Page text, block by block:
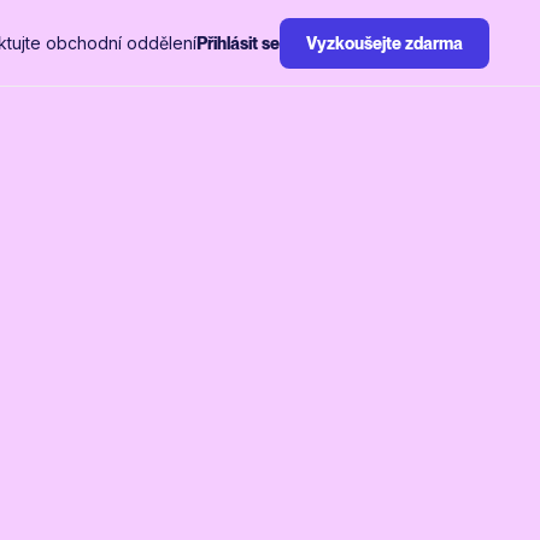
obchodní odděleníPřihlásit se Vyzkoušejte zdarma